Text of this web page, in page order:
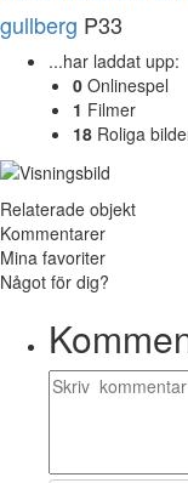
gullberg P33
...har laddat upp:
0 Onlinespel
1 Filmer
18 Roliga
Relaterade objekt
Kommentarer
Mina favoriter
Något för dig?